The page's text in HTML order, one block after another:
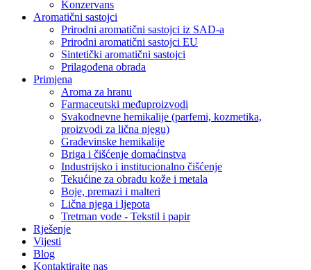
Konzervans
Aromatični sastojci
Prirodni aromatični sastojci iz SAD-a
Prirodni aromatični sastojci EU
Sintetički aromatični sastojci
Prilagođena obrada
Primjena
Aroma za hranu
Farmaceutski međuproizvodi
Svakodnevne hemikalije (parfemi, kozmetika,
proizvodi za lična njegu)
Građevinske hemikalije
Briga i čišćenje domaćinstva
Industrijsko i institucionalno čišćenje
Tekućine za obradu kože i metala
Boje, premazi i malteri
Lična njega i ljepota
Tretman vode - Tekstil i papir
Rješenje
Vijesti
Blog
Kontaktirajte nas